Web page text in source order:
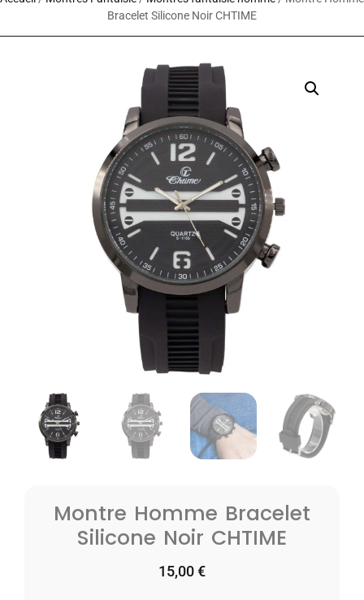
Bracelet Silicone Noir CHTIME
Montre Homme Bracelet
Silicone Noir CHTIME
15,00€